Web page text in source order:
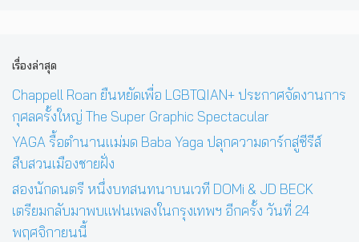
เรื่องล่าสุด
Chappell Roan ยืนหยัดเพื่อ LGBTQIAN+ ประกาศจัดงานการ
กุศลครั้งใหญ่ The Super Graphic Spectacular
YAGA รื้อตำนานแม่มด Baba Yaga ปลุกความดาร์กสู่ซีรีส์
สืบสวนเมืองชายฝั่ง
สองนักดนตรี หนึ่งบทสนทนาบนเวที DOMi & JD BECK
เตรียมกลับมาพบแฟนเพลงในกรุงเทพฯ อีกครั้ง วันที่ 24
พฤศจิกายนนี้